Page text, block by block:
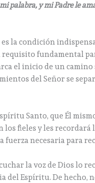
palabra, y mi Padre le
la condición
fundamental
el inicio de un
del Señor se
Santo, que Él
fieles y les recordará
fuerza necesaria para
la voz de Dios lo
del Espíritu. De hecho,